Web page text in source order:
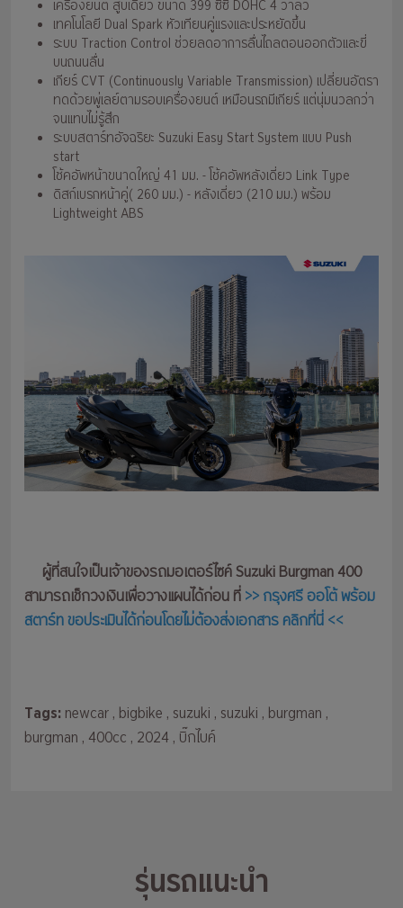
เครื่องยนต์ สูบเดียว ขนาด 399 ซีซี DOHC 4 วาล์ว
เทคโนโลยี Dual Spark หัวเทียนคู่แรงและประหยัดขึ้น
ระบบ Traction Control ช่วยลดอาการลื่นไถลตอนออกตัวและขี่
บนถนนลื่น
เกียร์ CVT (Continuously Variable Transmission) เปลี่ยนอัตรา
ทดด้วยพู่เลย์ตามรอบเครื่องยนต์ เหมือนรถมีเกียร์ แต่นุ่มนวลกว่า
จนแทบไม่รู้สึก
ระบบสตาร์ทอัจฉริยะ Suzuki Easy Start System แบบ Push
start
โช้คอัพหน้าขนาดใหญ่ 41 มม. - โช้คอัพหลังเดี่ยว Link Type
ดิสก์เบรกหน้าคู่( 260 มม.) - หลังเดี่ยว (210 มม.) พร้อม
Lightweight ABS
ผู้ที่สนใจเป็นเจ้าของรถมอเตอร์ไซค์ Suzuki Burgman 400
สามารถเช็กวงเงินเพื่อวางแผนได้ก่อน ที่>> กรุงศรี ออโต้ พร้อม
สตาร์ท ขอประเมินได้ก่อนโดยไม่ต้องส่งเอกสาร คลิกที่นี่ <<
Tags: newcar, bigbike , suzuki , suzuki , burgman ,
burgman , 400cc , 2024, บิ๊กไบค์
รุ่นรถแนะนำ